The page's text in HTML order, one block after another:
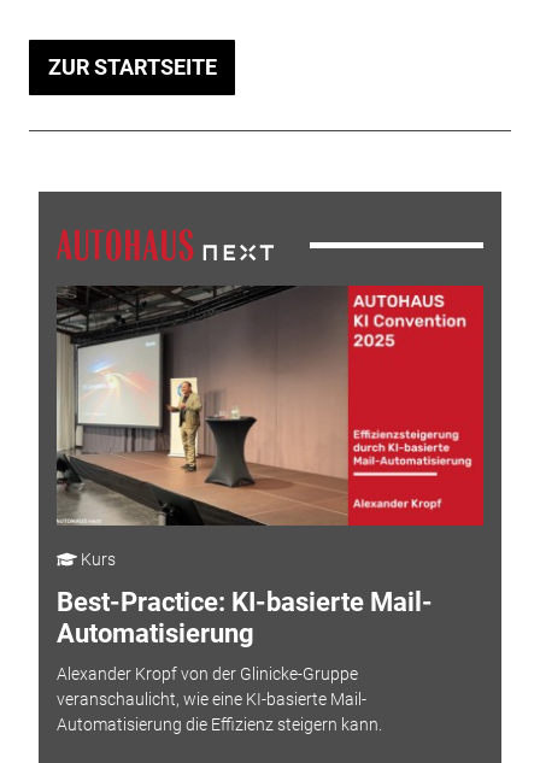
ZUR STARTSEITE
Kurs
Best-Practice: KI-basierte Mail-
Automatisierung
Alexander Kropf von der Glinicke-Gruppe
veranschaulicht, wie eine KI-basierte Mail-
Automatisierung die Effizienz steigern kann.